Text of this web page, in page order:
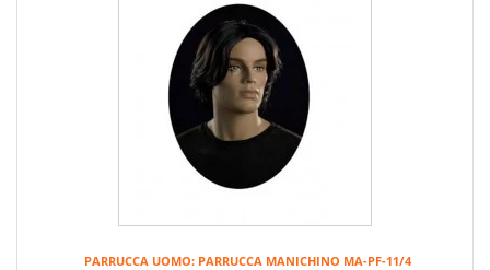
PARRUCCA UOMO: PARRUCCA MANICHINO MA-PF-11/4